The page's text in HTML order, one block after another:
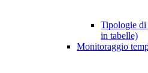
Tipologie di
in tabelle)
Monitoraggio